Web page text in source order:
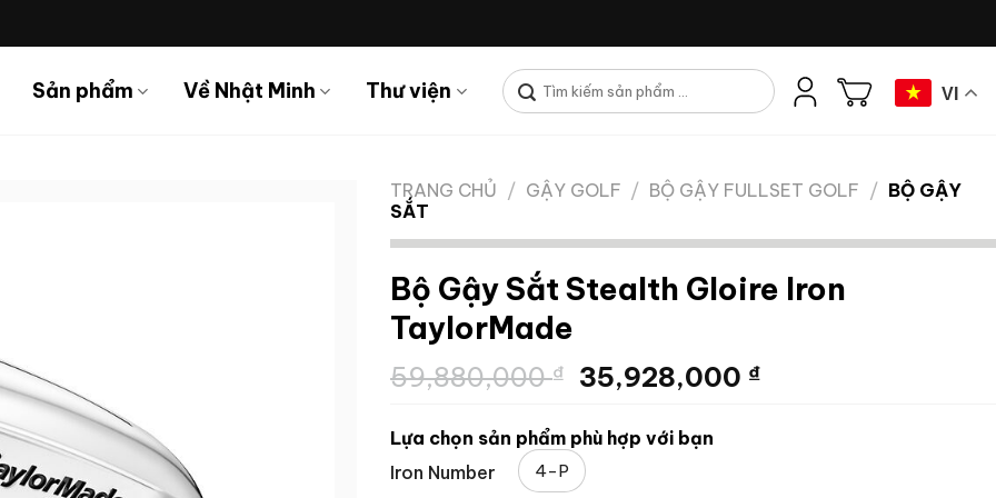
Sản phẩm Về Nhật Minh Thư viện
Tìm
kiếm:
VI
TRANG CHỦ / GẬY GOLF / BỘ GẬY FULLSET GOLF / BỘ GẬY
SẮT
Bộ Gậy Sắt Stealth Gloire Iron
TaylorMade
59,880,000₫
Giá
là:
59,880,000 ₫.
35,928,000 ₫Giá
Lựa chọn sản phẩm phù hợp với bạn
Iron Number
4-P